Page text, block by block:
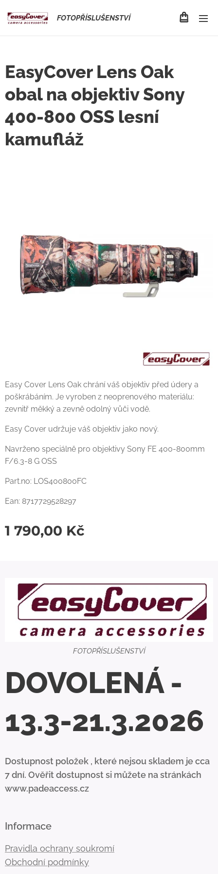
FOTOPŘÍSLUŠENSTVÍ
EasyCover Lens Oak
obal na objektiv Sony
400-800 OSS lesní
kamufláž
Easy Cover Lens Oak chrání váš objektiv před údery a
poškrábáním. Je vyroben z neoprenového materiálu:
zevnitř měkký a zevně odolný vůči vodě.
Easy Cover udržuje váš objektiv jako nový.
Navrženo speciálně pro objektivy Sony FE 400-800mm
F/6.3-8 G OSS
Part.no: LOS400800FC
Ean: 8717729528297
1 790,00 Kč
FOTOPŘÍSLUŠENSTVÍ
DOVOLENÁ -
13.3-21.3.2026
Dostupnost položek , které nejsou skladem je cca
7 dní. Ověřit dostupnost si můžete na stránkách
www.padeaccess.cz
Informace
Pravidla ochrany soukromí
Obchodní podmínky